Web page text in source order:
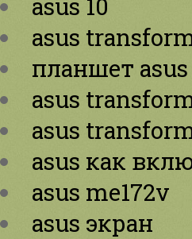
asus
планшет asus
asus
asus
asus как
asus me172v
asus экран